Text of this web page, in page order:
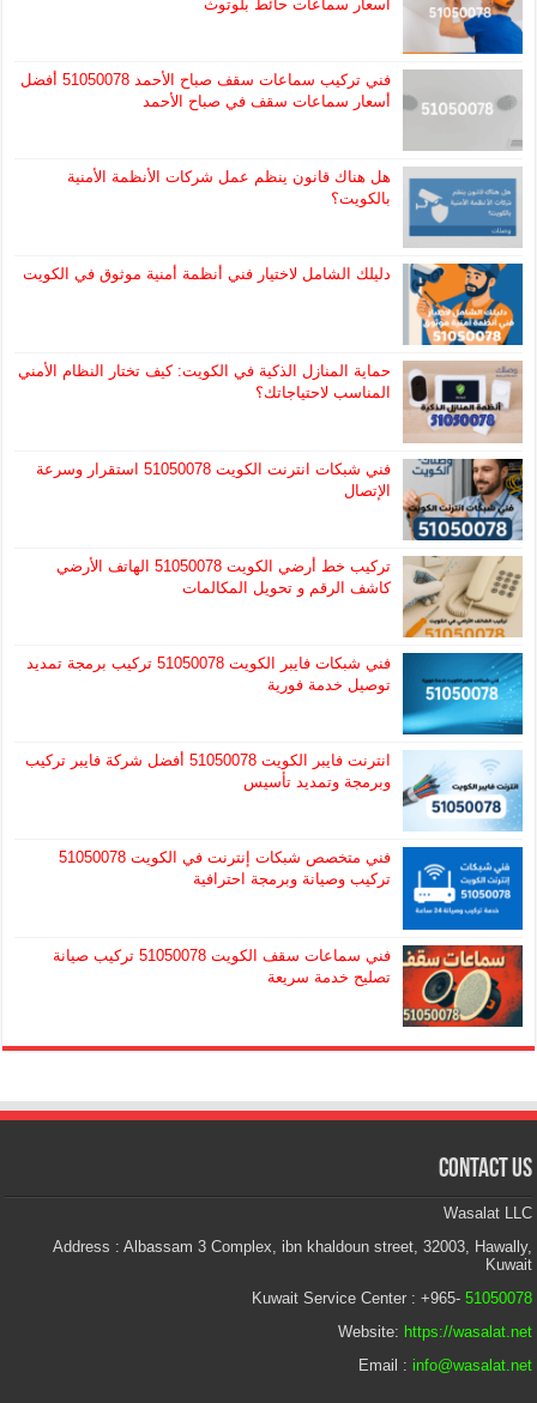
أسعار سماعات حائط بلوتوث
فني تركيب سماعات سقف صباح الأحمد 51050078 أفضل
أسعار سماعات سقف في صباح الأحمد
هل هناك قانون ينظم عمل شركات الأنظمة الأمنية
بالكويت؟
دليلك الشامل لاختيار فني أنظمة أمنية موثوق في الكويت
حماية المنازل الذكية في الكويت: كيف تختار النظام الأمني
المناسب لاحتياجاتك؟
فني شبكات انترنت الكويت 51050078 استقرار وسرعة
الإتصال
تركيب خط أرضي الكويت 51050078 الهاتف الأرضي
كاشف الرقم و تحويل المكالمات
فني شبكات فايبر الكويت 51050078 تركيب برمجة تمديد
توصيل خدمة فورية
انترنت فايبر الكويت 51050078 أفضل شركة فايبر تركيب
وبرمجة وتمديد تأسيس
فني متخصص شبكات إنترنت في الكويت 51050078
تركيب وصيانة وبرمجة احترافية
فني سماعات سقف الكويت 51050078 تركيب صيانة
تصليح خدمة سريعة
Contact Us
Wasalat LLC
Address : Albassam 3 Complex, ibn khaldoun street, 32003, Hawally,
Kuwait
Kuwait Service Center : +965- 51050078
Website: https://wasalat.net
Email : info@wasalat.net